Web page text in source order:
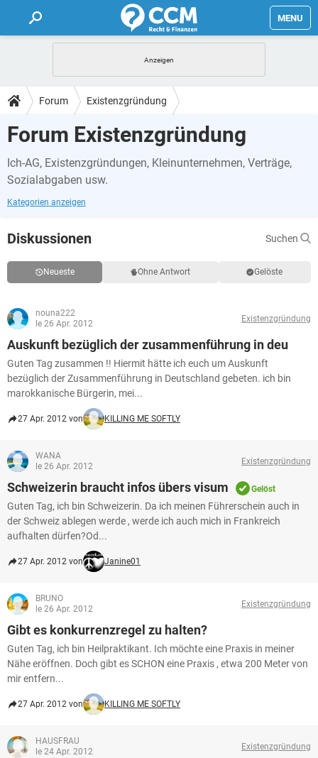
MENU
FORUM
TIPPS
LEXIKON
Forum Existenzgründung
Forum Existenzgründung
Ich-AG, Existenzgründungen, Kleinunternehmen, Verträge,
Sozialabgaben usw.
Kategorien anzeigen
Diskussionen Suchen
Neueste Ohne Antwort Gelöste
nouna222
le 26 Apr. 2012
Existenzgründung
Auskunft bezüglich der zusammenführung in deu
Guten Tag zusammen !! Hiermit hätte ich euch um Auskunft
bezüglich der Zusammenführung in Deutschland gebeten. ich bin
marokkanische Bürgerin, mei...
27 Apr. 2012 von KILLING ME SOFTLY
WANA
le 26 Apr. 2012
Existenzgründung
Schweizerin braucht infos übers visum Gelöst
Guten Tag, ich bin Schweizerin. Da ich meinen Führerschein auch in
der Schweiz ablegen werde , werde ich auch mich in Frankreich
aufhalten dürfen?Od...
27 Apr. 2012 von Janine01
BRUNO
le 26 Apr. 2012
Existenzgründung
Gibt es konkurrenzregel zu halten?
Guten Tag, ich bin Heilpraktikant. Ich möchte eine Praxis in meiner
Nähe eröffnen. Doch gibt es SCHON eine Praxis , etwa 200 Meter von
mir entfern...
27 Apr. 2012 von KILLING ME SOFTLY
HAUSFRAU
le 24 Apr. 2012
Existenzgründung